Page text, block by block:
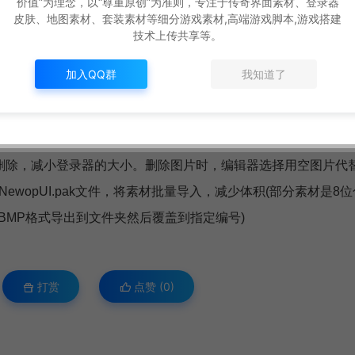
，MP耗尽则显示默认血条171)
，减小登录器的大小。删除图片时，编辑器选择用空图片代
文件，将素材批量导入，减少体积(部分素材是8
格式导出到文件夹然后覆盖到指定编号)
打赏 点赞 (0)
皮肤、地图素材、套装素材等细分游戏素材,高端游戏脚本,游戏搭建
技术上传共享等。
加入QQ群 我知道了